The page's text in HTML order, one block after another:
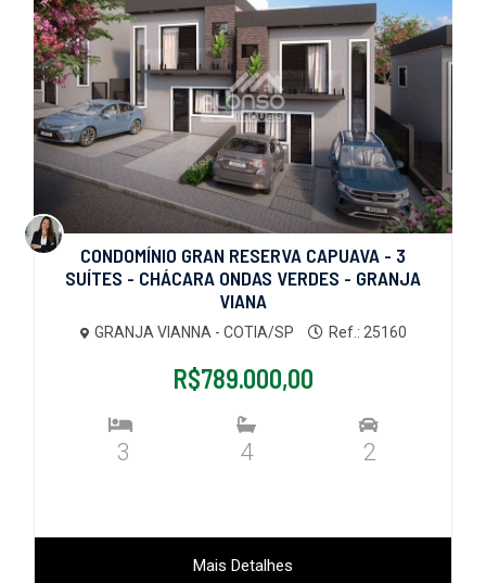
CONDOMÍNIO GRAN RESERVA CAPUAVA - 3
SUÍTES - CHÁCARA ONDAS VERDES - GRANJA
VIANA
GRANJA VIANNA - COTIA/SP Ref.: 25160
R$789.000,00
3 4 2
Mais Detalhes